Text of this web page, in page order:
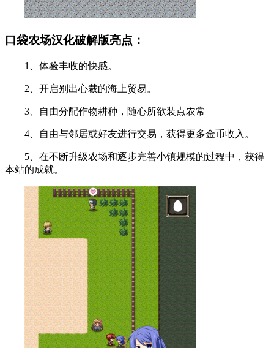
口袋农场汉化破解版亮点：
1、体验丰收的快感。
2、开启别出心裁的海上贸易。
3、自由分配作物耕种，随心所欲装点农常
4、自由与邻居或好友进行交易，获得更多金币收入。
5、在不断升级农场和逐步完善小镇规模的过程中，获得
本站的成就。